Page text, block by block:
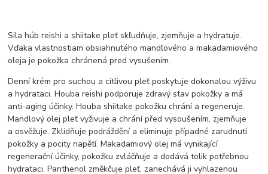
Sila húb reishi a shiitake pleť skľudňuje, zjemňuje a hydratuje.
Vďaka vlastnostiam obsiahnutého mandľového a makadamiového
oleja je pokožka chránená pred vysušením.
Denní krém pro suchou a citlivou pleť poskytuje dokonalou výživu
a hydrataci. Houba reishi podporuje zdravý stav pokožky a má
anti-aging účinky. Houba shiitake pokožku chrání a regeneruje.
Mandlový olej pleť vyživuje a chrání před vysoušením, zjemňuje
a osvěžuje. Zklidňuje podráždění a eliminuje případné zarudnutí
pokožky a pocity napětí. Makadamiový olej má vynikající
regenerační účinky, pokožku zvláčňuje a dodává tolik potřebnou
hydrataci. Panthenol změkčuje pleť, zanechává ji vyhlazenou